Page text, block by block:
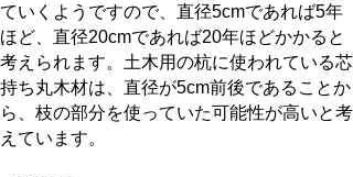
ていくようですので、直径5cmであれば5年
ほど、直径20cmであれば20年ほどかかると
考えられます。土木用の杭に使われている芯
持ち丸木材は、直径が5cm前後であることか
ら、枝の部分を使っていた可能性が高いと考
えています。